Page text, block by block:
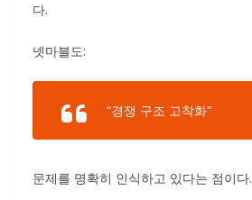
다.
넷마블도:
“경쟁 구조 고착화”
문제를 명확히 인식하고 있다는 점이다.